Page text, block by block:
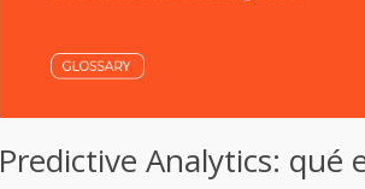
Predictive Analytics: